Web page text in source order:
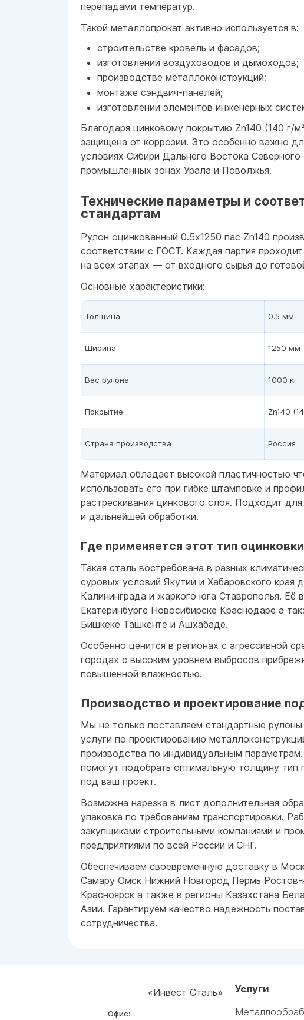
перепадами температур.
Такой металлопрокат активно используется в:
строительстве кровель и фасадов;
изготовлении воздуховодов и дымоходов;
производстве металлоконструкций;
монтаже сэндвич-панелей;
изготовлении элементов инженерных
Благодаря цинковому покрытию Zn140 (140 г/
защищена от коррозии. Это особенно важно
условиях Сибири Дальнего Востока Северного
промышленных зонах Урала и Поволжья.
Технические параметры и
стандартам
Рулон оцинкованный 0.5x1250 пас Zn140
соответствии с ГОСТ. Каждая партия проходит
на всех этапах — от входного сырья до
Основные характеристики:
Толщина 0.5 мм
Ширина 1250 мм
Вес рулона 1000 кг
Покрытие Zn140
Страна производства Россия
Материал обладает высокой пластичностью
использовать его при гибке штамповке и
растрескивания цинкового слоя. Подходит
и дальнейшей обработки.
Где применяется этот тип оцинковки
Такая сталь востребована в разных
суровых условий Якутии и Хабаровского края
Калининграда и жаркого юга Ставрополья. Её
Екатеринбурге Новосибирске Краснодаре а
Бишкеке Ташкенте и Ашхабаде.
Особенно ценится в регионах с агрессивной
городах с высоким уровнем выбросов
повышенной влажностью.
Производство и проектирование
Мы не только поставляем стандартные
услуги по проектированию
производства по индивидуальным
помогут подобрать оптимальную толщину тип
под ваш проект.
Возможна нарезка в лист дополнительная
упаковка по требованиям транспортировки.
закупщиками строительными компаниями и
предприятиями по всей России и СНГ.
Обеспечиваем своевременную доставку в
Самару Омск Нижний Новгород Пермь
Красноярск а также в регионы Казахстана
Азии. Гарантируем качество надежность
сотрудничества.
«Инвест Сталь»
Офис:
Услуги